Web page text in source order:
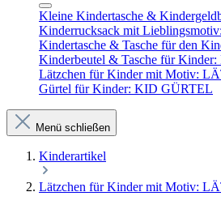
Kleine Kindertasche &
Kinderrucksack mit
Kindertasche & Tasche für den
Kinderbeutel & Tasche für
Lätzchen für Kinder mit Motiv:
Gürtel für Kinder: KID GÜRTEL
Menü schließen
Kinderartikel
Lätzchen für Kinder mit Motiv: